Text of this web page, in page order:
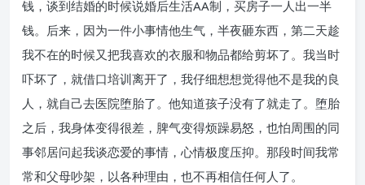
钱，谈到结婚的时候说婚后生活AA制，买房子一人出一半
钱。后来，因为一件小事情他生气，半夜砸东西，第二天趁
我不在的时候又把我喜欢的衣服和物品都给剪坏了。我当时
吓坏了，就借口培训离开了，我仔细想想觉得他不是我的良
人，就自己去医院堕胎了。他知道孩子没有了就走了。堕胎
之后，我身体变得很差，脾气变得烦躁易怒，也怕周围的同
事邻居问起我谈恋爱的事情，心情极度压抑。那段时间我常
常和父母吵架，以各种理由，也不再相信任何人了。